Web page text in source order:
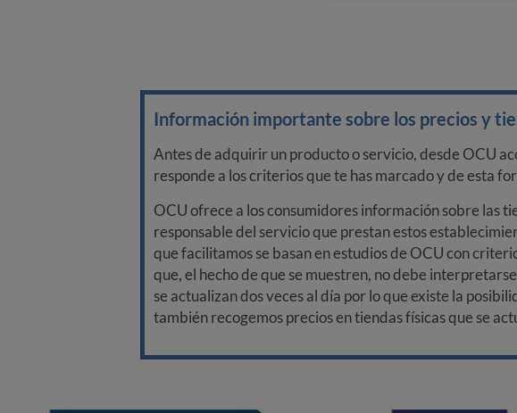
Información importante sobre los precios y
Antes de adquirir un producto o servicio, desde OCU
responde a los criterios que te has marcado y de esta
OCU ofrece a los consumidores información sobre las
responsable del servicio que prestan estos
que facilitamos se basan en estudios de OCU con
que, el hecho de que se muestren, no debe
se actualizan dos veces al día por lo que existe la
también recogemos precios en tiendas físicas que se